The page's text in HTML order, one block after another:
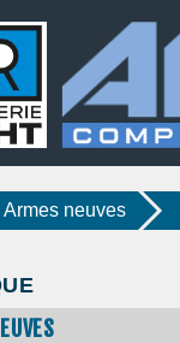
Armes neuves